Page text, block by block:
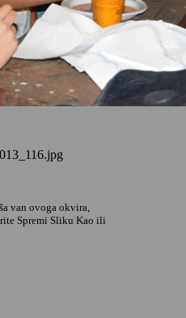
van ovoga okvira,
Spremi Sliku Kao ili